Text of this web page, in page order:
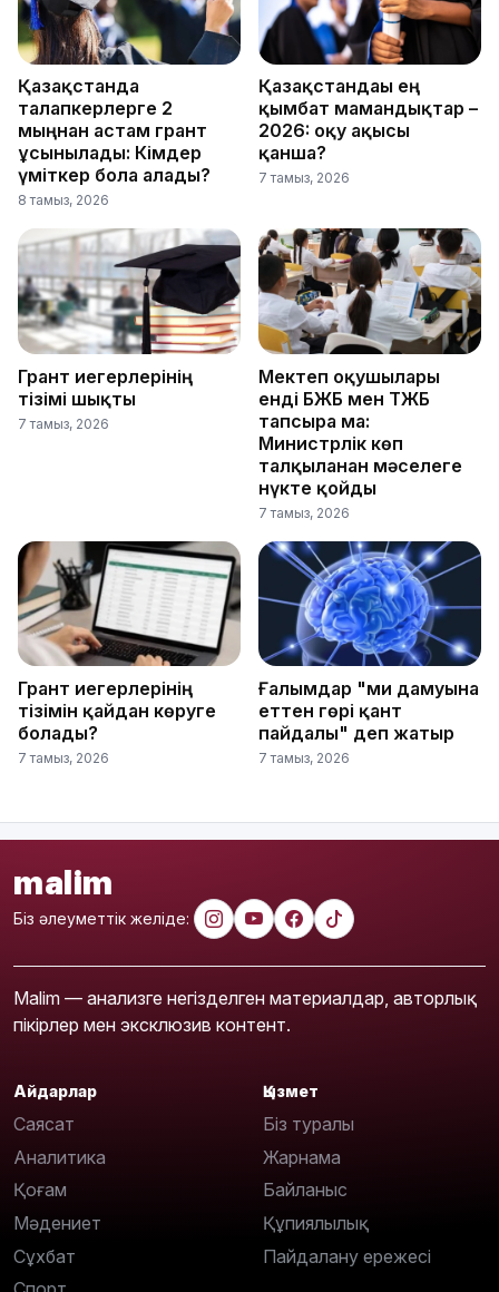
Қазақстанда
талапкерлерге 2
мыңнан астам грант
ұсынылады: Кімдер
үміткер бола алады?
8 тамыз, 2026
Қазақстандағы ең
қымбат мамандықтар –
2026: оқу ақысы
қанша?
7 тамыз, 2026
Грант иегерлерінің
тізімі шықты
7 тамыз, 2026
Мектеп оқушылары
енді БЖБ мен ТЖБ
тапсыра ма:
Министрлік көп
талқыланған мәселеге
нүкте қойды
7 тамыз, 2026
Грант иегерлерінің
тізімін қайдан көруге
болады?
7 тамыз, 2026
Ғалымдар "ми дамуына
еттен гөрі қант
пайдалы" деп жатыр
7 тамыз, 2026
malim
Біз әлеуметтік желіде:
Malim — анализге негізделген материалдар, авторлық
пікірлер мен эксклюзив контент.
Айдарлар
Саясат
Аналитика
Қоғам
Мәдениет
Сұхбат
Қызмет
Біз туралы
Жарнама
Байланыс
Құпиялылық
Пайдалану ережесі